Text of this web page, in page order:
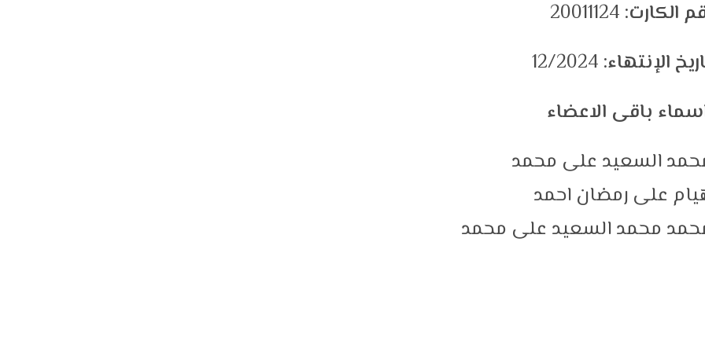
الكارت:
الإنتهاء:
السعيد على محمد
على رمضان احمد
محمد السعيد على محمد